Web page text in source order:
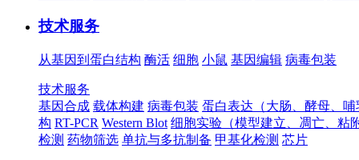
技术服务
从基因到蛋白结构 酶活 细胞 小鼠 基因编辑 病毒包装
技术服务
基因合成 载体构建 病毒包装 蛋白表达（大肠、酵母、
构 RT-PCR Western Blot 细胞实验（模型建立、凋亡、粘
检测 药物筛选 单抗与多抗制备 甲基化检测 芯片